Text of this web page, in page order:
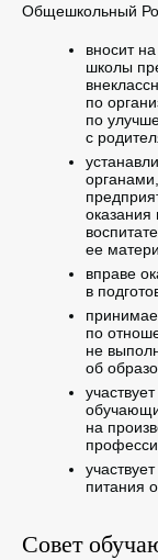
Общешкольный
вносит
школы
по
по
с
ее
вправе
в
по
не
об
на
питания
Совет